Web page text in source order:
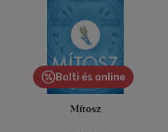
Bolti és online
Mítosz